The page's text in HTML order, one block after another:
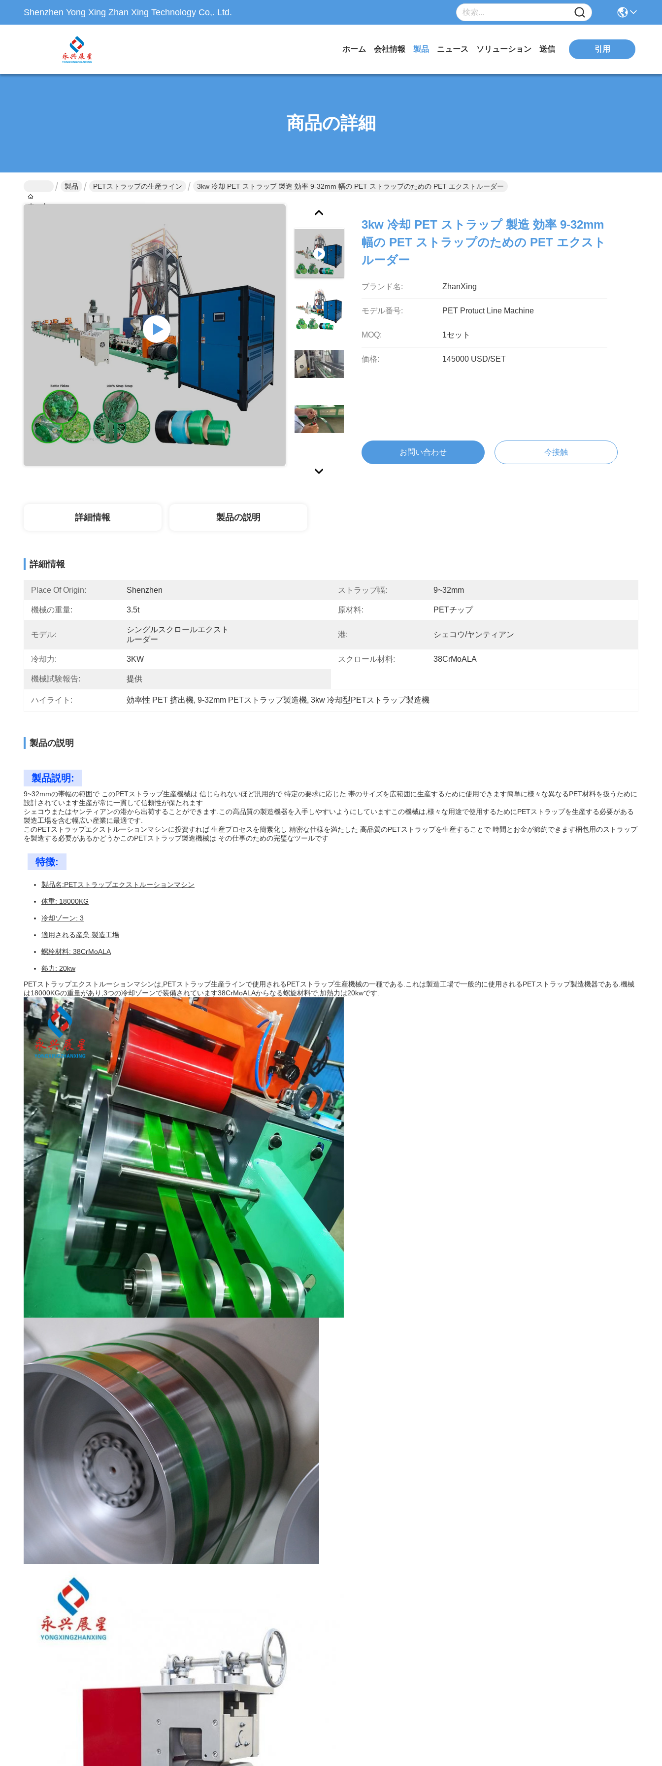
Shenzhen Yong Xing Zhan Xing Technology Co,. Ltd.
ホーム 会社情報 製品 ニュース ソリューション 送信 引用
商品の詳細
ホーム
製品 PETストラップの生産ライン 3kw 冷却 PET ストラップ 製造 効率 9-32mm 幅の PET ストラップのための PET エクストルーダー
3kw 冷却 PET ストラップ 製造 効率 9-32mm
幅の PET ストラップのための PET エクスト
ルーダー
ブランド名: ZhanXing
モデル番号: PET Protuct Line Machine
MOQ: 1セット
価格: 145000 USD/SET
お問い合わせ 今接触
詳細情報 製品の説明
詳細情報
Place Of Origin: Shenzhen ストラップ幅: 9~32mm
機械の重量: 3.5t 原材料: PETチップ
モデル:
シングルスクロールエクスト
ルーダー
港: シェコウ/ヤンティアン
冷却力: 3KW スクロール材料: 38CrMoALA
機械試験報告: 提供
ハイライト: 効率性 PET 挤出機, 9-32mm PETストラップ製造機, 3kw 冷却型PETストラップ製造機
製品の説明
製品説明:
9~32mmの帯幅の範囲で このPETストラップ生産機械は 信じられないほど汎用的で 特定の要求に応じた 帯のサイズを広範囲に生産するために使用できます簡単に様々な異なるPET材料を扱うために
設計されています生産が常に一貫して信頼性が保たれます
シェコウまたはヤンティアンの港から出荷することができます.この高品質の製造機器を入手しやすいようにしていますこの機械は,様々な用途で使用するためにPETストラップを生産する必要がある
製造工場を含む幅広い産業に最適です.
このPETストラップエクストルーションマシンに投資すれば 生産プロセスを簡素化し 精密な仕様を満たした 高品質のPETストラップを生産することで 時間とお金が節約できます梱包用のストラップ
を製造する必要があるかどうかこのPETストラップ製造機械は その仕事のための完璧なツールです
特徴:
製品名:PETストラップエクストルーションマシン
体重: 18000KG
冷却ゾーン: 3
適用される産業:製造工場
螺栓材料: 38CrMoALA
熱力: 20kw
PETストラップエクストルーションマシンは,PETストラップ生産ラインで使用されるPETストラップ生産機械の一種である.これは製造工場で一般的に使用されるPETストラップ製造機器である.機械
は18000KGの重量があり,3つの冷却ゾーンで装備されています38CrMoALAからなる螺旋材料で,加熱力は20kwです.